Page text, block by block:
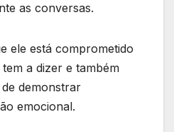
as conversas.
ele está comprometido
a dizer e também
demonstrar
emocional.